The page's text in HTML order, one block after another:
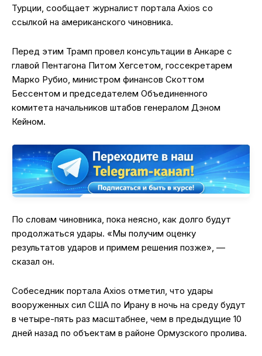
Турции, сообщает журналист портала Axios со
ссылкой на американского чиновника.
Перед этим Трамп провел консультации в Анкаре с
главой Пентагона Питом Хегсетом, госсекретарем
Марко Рубио, министром финансов Скоттом
Бессентом и председателем Объединенного
комитета начальников штабов генералом Дэном
Кейном.
По словам чиновника, пока неясно, как долго будут
продолжаться удары. «Мы получим оценку
результатов ударов и примем решения позже», —
сказал он.
Собеседник портала Axios отметил, что удары
вооруженных сил США по Ирану в ночь на среду будут
в четыре-пять раз масштабнее, чем в предыдущие 10
дней назад по объектам в районе Ормузского пролива.